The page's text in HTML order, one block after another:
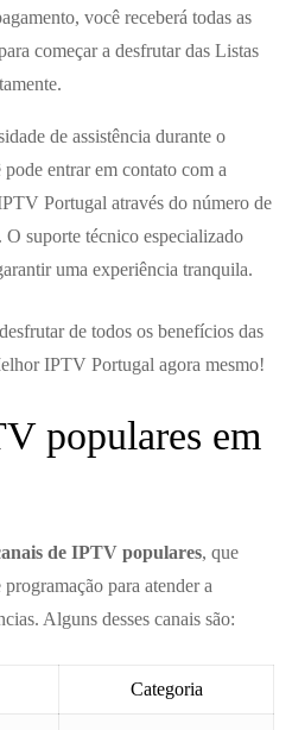
você receberá todas as
começar a desfrutar das Listas
de assistência durante o
entrar em contato com a
Portugal através do número de
suporte técnico especializado
uma experiência tranquila.
de todos os benefícios das
IPTV Portugal agora mesmo!
populares em
de IPTV populares, que
para atender a
Alguns desses canais são:
Categoria